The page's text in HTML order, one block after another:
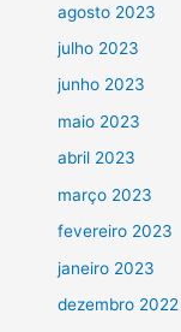
agosto 2023
julho 2023
junho 2023
maio 2023
abril 2023
março 2023
fevereiro 2023
janeiro 2023
dezembro 2022